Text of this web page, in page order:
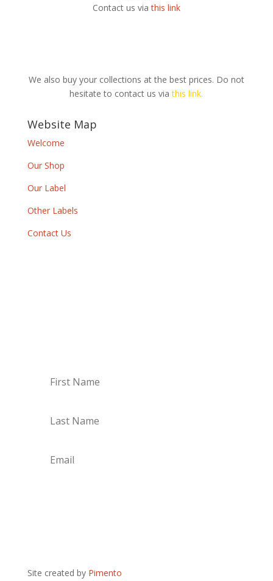
Contact us viathis link
We also buy your collections at the best prices. Do not
hesitate to contact us viathis link.
Website Map
Welcome
Our Shop
Our Label
Other Labels
Contact Us
Site created by Pimento